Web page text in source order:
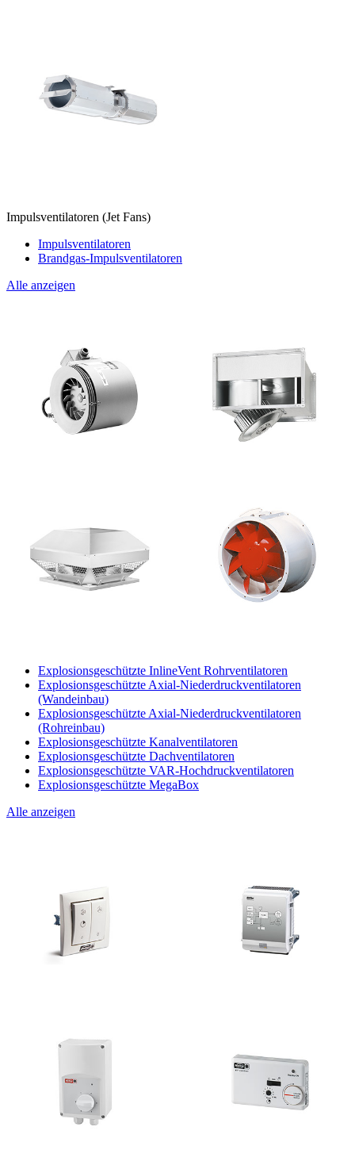
Impulsventilatoren (Jet Fans)
Impulsventilatoren
Brandgas-Impulsventilatoren
Alle anzeigen
Explosionsgeschützte InlineVent Rohrventilatoren
Explosionsgeschützte Axial-Niederdruckventilatoren
(Wandeinbau)
Explosionsgeschützte Axial-Niederdruckventilatoren
(Rohreinbau)
Explosionsgeschützte Kanalventilatoren
Explosionsgeschützte Dachventilatoren
Explosionsgeschützte VAR-Hochdruckventilatoren
Explosionsgeschützte MegaBox
Alle anzeigen